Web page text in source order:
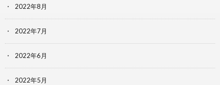
2022年8月
2022年7月
2022年6月
2022年5月